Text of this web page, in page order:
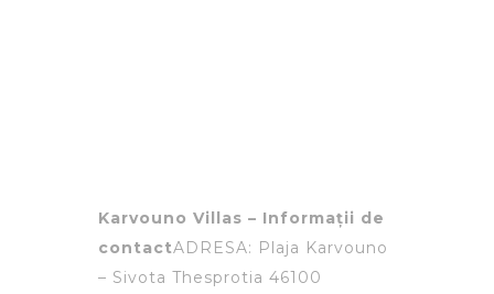
Karvouno Villas – Informații de
contactADRESA: Plaja Karvouno
– Sivota Thesprotia 46100